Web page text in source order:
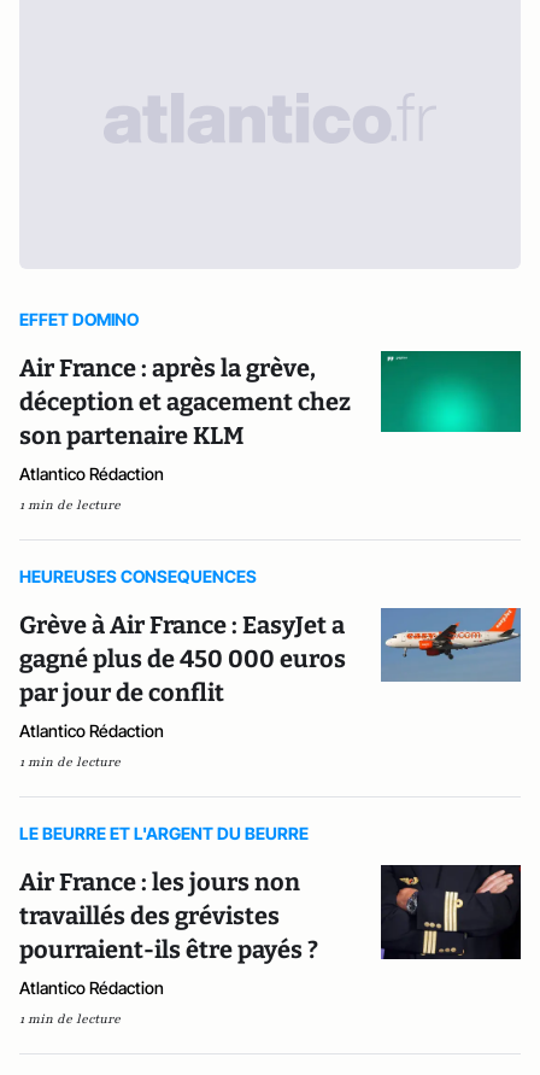
EFFET DOMINO
Air France : après la grève,
déception et agacement chez
son partenaire KLM
Atlantico Rédaction
1 min de lecture
HEUREUSES CONSEQUENCES
Grève à Air France : EasyJet a
gagné plus de 450 000 euros
par jour de conflit
Atlantico Rédaction
1 min de lecture
LE BEURRE ET L'ARGENT DU BEURRE
Air France : les jours non
travaillés des grévistes
pourraient-ils être payés ?
Atlantico Rédaction
1 min de lecture